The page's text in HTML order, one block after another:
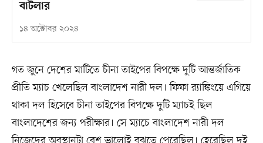
বাটলার
১৪ অক্টোবর ২০২৪
গত জুনে দেশের মাটিতে চীনা তাইপের বিপক্ষে দুটি আন্তর্জাতিক
প্রীতি ম্যাচ খেলেছিল বাংলাদেশ নারী দল। ফিফা র‍্যাঙ্কিংয়ে এগিয়ে
থাকা দল হিসেবে চীনা তাইপের বিপক্ষে দুটি ম্যাচই ছিল
বাংলাদেশের জন্য পরীক্ষার। সে ম্যাচে বাংলাদেশ নারী দল